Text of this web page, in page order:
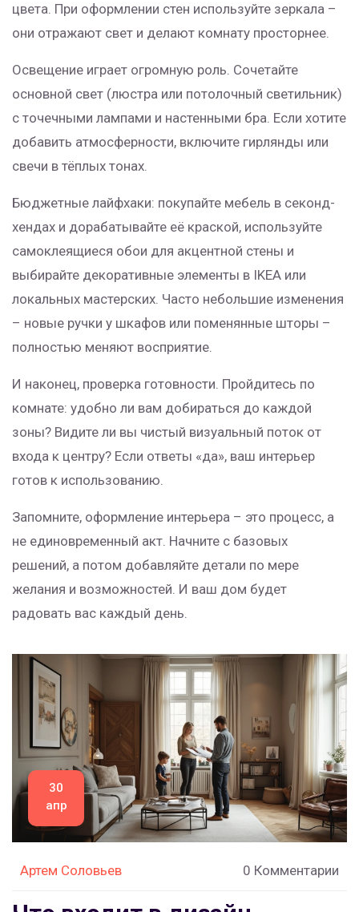
цвета. При оформлении стен используйте зеркала –
они отражают свет и делают комнату просторнее.
Освещение играет огромную роль. Сочетайте
основной свет (люстра или потолочный светильник)
с точечными лампами и настенными бра. Если хотите
добавить атмосферности, включите гирлянды или
свечи в тёплых тонах.
Бюджетные лайфхаки: покупайте мебель в секонд-
хендах и дорабатывайте её краской, используйте
самоклеящиеся обои для акцентной стены и
выбирайте декоративные элементы в IKEA или
локальных мастерских. Часто небольшие изменения
– новые ручки у шкафов или поменянные шторы –
полностью меняют восприятие.
И наконец, проверка готовности. Пройдитесь по
комнате: удобно ли вам добираться до каждой
зоны? Видите ли вы чистый визуальный поток от
входа к центру? Если ответы «да», ваш интерьер
готов к использованию.
Запомните, оформление интерьера – это процесс, а
не единовременный акт. Начните с базовых
решений, а потом добавляйте детали по мере
желания и возможностей. И ваш дом будет
радовать вас каждый день.
30
апр
Артем Соловьев 0 Комментарии